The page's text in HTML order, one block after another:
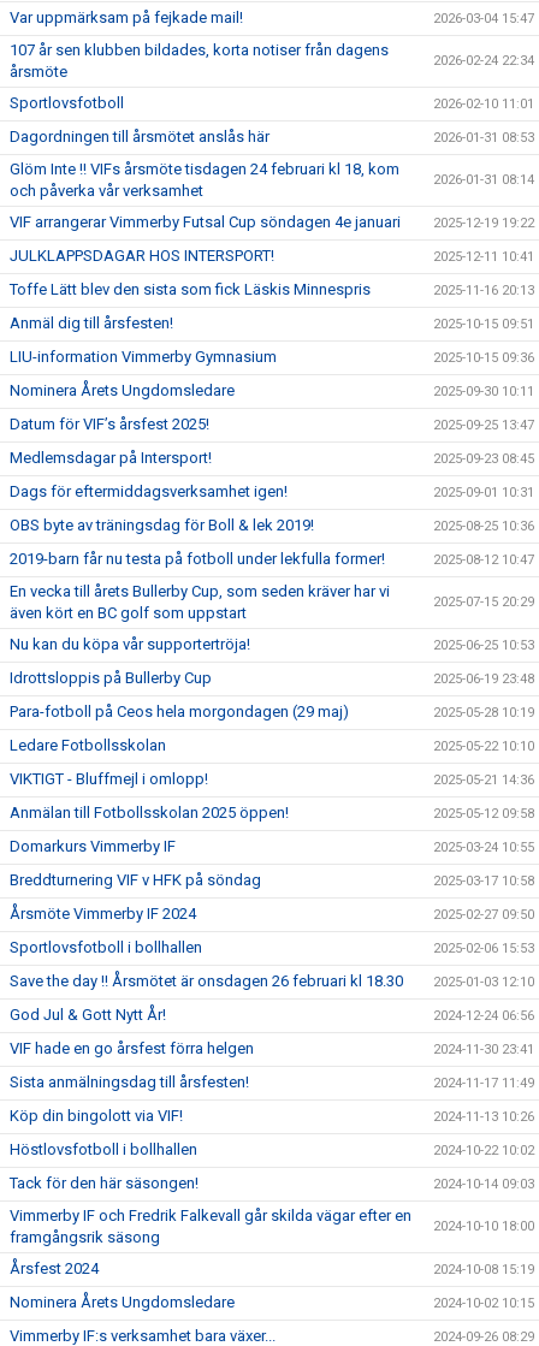
Var uppmärksam på fejkade mail! 2026-03-04 15:47
107 år sen klubben bildades, korta notiser från dagens
årsmöte
2026-02-24 22:34
Sportlovsfotboll 2026-02-10 11:01
Dagordningen till årsmötet anslås här 2026-01-31 08:53
Glöm Inte !! VIFs årsmöte tisdagen 24 februari kl 18, kom
och påverka vår verksamhet
2026-01-31 08:14
VIF arrangerar Vimmerby Futsal Cup söndagen 4e januari 2025-12-19 19:22
JULKLAPPSDAGAR HOS INTERSPORT! 2025-12-11 10:41
Toffe Lätt blev den sista som fick Läskis Minnespris 2025-11-16 20:13
Anmäl dig till årsfesten! 2025-10-15 09:51
LIU-information Vimmerby Gymnasium 2025-10-15 09:36
Nominera Årets Ungdomsledare 2025-09-30 10:11
Datum för VIF’s årsfest 2025! 2025-09-25 13:47
Medlemsdagar på Intersport! 2025-09-23 08:45
Dags för eftermiddagsverksamhet igen! 2025-09-01 10:31
OBS byte av träningsdag för Boll & lek 2019! 2025-08-25 10:36
2019-barn får nu testa på fotboll under lekfulla former! 2025-08-12 10:47
En vecka till årets Bullerby Cup, som seden kräver har vi
även kört en BC golf som uppstart
2025-07-15 20:29
Nu kan du köpa vår supportertröja! 2025-06-25 10:53
Idrottsloppis på Bullerby Cup 2025-06-19 23:48
Para-fotboll på Ceos hela morgondagen (29 maj) 2025-05-28 10:19
Ledare Fotbollsskolan 2025-05-22 10:10
VIKTIGT - Bluffmejl i omlopp! 2025-05-21 14:36
Anmälan till Fotbollsskolan 2025 öppen! 2025-05-12 09:58
Domarkurs Vimmerby IF 2025-03-24 10:55
Breddturnering VIF v HFK på söndag 2025-03-17 10:58
Årsmöte Vimmerby IF 2024 2025-02-27 09:50
Sportlovsfotboll i bollhallen 2025-02-06 15:53
Save the day !! Årsmötet är onsdagen 26 februari kl 18.30 2025-01-03 12:10
God Jul & Gott Nytt År! 2024-12-24 06:56
VIF hade en go årsfest förra helgen 2024-11-30 23:41
Sista anmälningsdag till årsfesten! 2024-11-17 11:49
Köp din bingolott via VIF! 2024-11-13 10:26
Höstlovsfotboll i bollhallen 2024-10-22 10:02
Tack för den här säsongen! 2024-10-14 09:03
Vimmerby IF och Fredrik Falkevall går skilda vägar efter en
framgångsrik säsong
2024-10-10 18:00
Årsfest 2024 2024-10-08 15:19
Nominera Årets Ungdomsledare 2024-10-02 10:15
Vimmerby IF:s verksamhet bara växer... 2024-09-26 08:29